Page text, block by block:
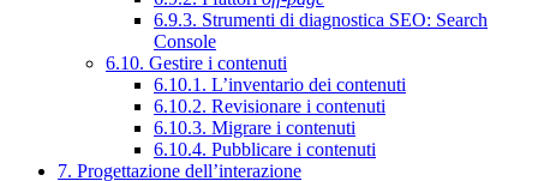
6.9.3. Strumenti di diagnostica SEO: Search
Console
6.10. Gestire i contenuti
6.10.1. L’inventario dei contenuti
6.10.2. Revisionare i contenuti
6.10.3. Migrare i contenuti
6.10.4. Pubblicare i contenuti
7. Progettazione dell’interazione